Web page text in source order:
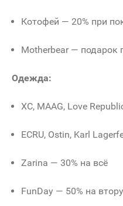
Котофей — 20% при
Motherbear — подарок
Одежда:
ХС, MAAG, Love
ECRU, Ostin, Karl
Zarina — 30% на всё
FunDay — 50% на